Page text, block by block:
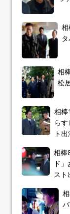
相
松
相棒
ら
ト
相棒
ド
スト